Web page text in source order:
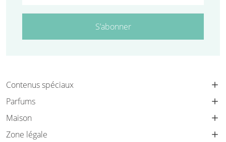
S’abonner
Contenus spéciaux
Parfums
Maison
Zone légale